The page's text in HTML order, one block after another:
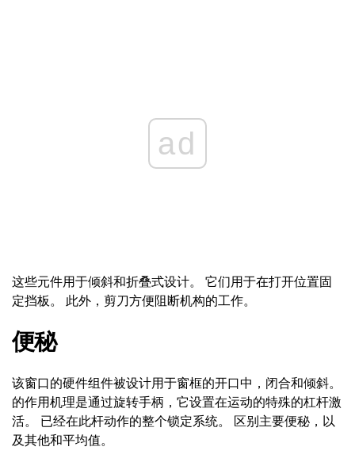
ad
这些元件用于倾斜和折叠式设计。 它们用于在打开位置固
定挡板。 此外，剪刀方便阻断机构的工作。
便秘
该窗口的硬件组件被设计用于窗框的开口中，闭合和倾斜。
的作用机理是通过旋转手柄，它设置在运动的特殊的杠杆激
活。 已经在此杆动作的整个锁定系统。 区别主要便秘，以
及其他和平均值。